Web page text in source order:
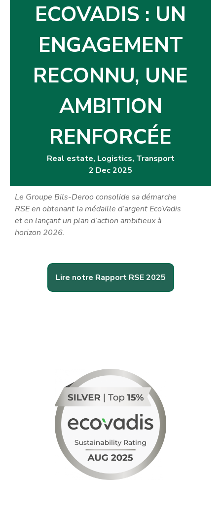
ECOVADIS : UN
ENGAGEMENT
RECONNU, UNE
AMBITION
RENFORCÉE
Real estate, Logistics, Transport
2 Dec 2025
Le Groupe Bils-Deroo consolide sa démarche
RSE en obtenant la médaille d’argent EcoVadis
et en lançant un plan d’action ambitieux à
horizon 2026.
Lire notre Rapport RSE 2025